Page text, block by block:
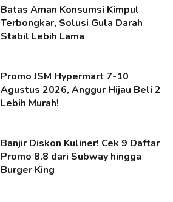
Batas Aman Konsumsi Kimpul
Terbongkar, Solusi Gula Darah
Stabil Lebih Lama
Promo JSM Hypermart 7-10
Agustus 2026, Anggur Hijau Beli 2
Lebih Murah!
Banjir Diskon Kuliner! Cek 9 Daftar
Promo 8.8 dari Subway hingga
Burger King